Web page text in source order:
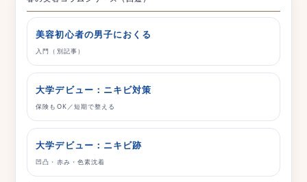
美容初心者の男子におくる
入門（別記事）
大学デビュー：ニキビ対策
保険もOK／短期で整える
大学デビュー：ニキビ跡
凹凸・赤み・色素沈着